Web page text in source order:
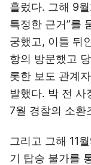
흘렀다. 그해 9
특정한 근거”를
궁했고, 이틀 뒤
항의 방문했고
롯한 보도 관계
발했다. 박 전 사
7월 경찰의 소환
그리고 그해 11
기 탑승 불가를